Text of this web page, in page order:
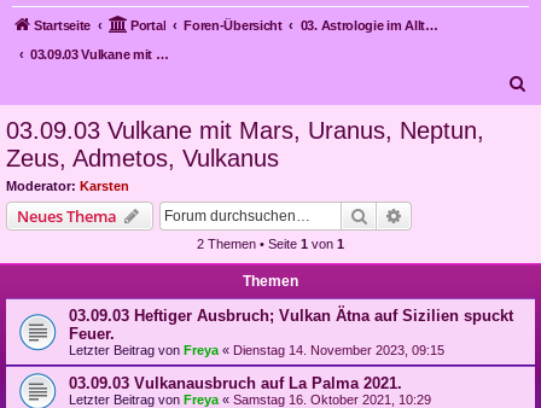
Startseite Portal Foren-Übersicht
03. Astrologie im Alltag, Mundanastrologie, Stundenastrologie, Objekt-Astrologie
03.09.03 Vulkane mit Mars, Uranus, Neptun, Zeus, Admetos, Vulkanus
03.09.03 Vulkane mit Mars, Uranus, Neptun,
Zeus, Admetos, Vulkanus
Moderator: Karsten
Neues Thema Suche
2 Themen • Seite 1 von 1
Themen
03.09.03 Heftiger Ausbruch; Vulkan Ätna auf Sizilien spuckt
Feuer.
Letzter Beitrag von Freya « Dienstag 14. November 2023, 09:15
03.09.03 Vulkanausbruch auf La Palma 2021.
Letzter Beitrag von Freya « Samstag 16. Oktober 2021, 10:29